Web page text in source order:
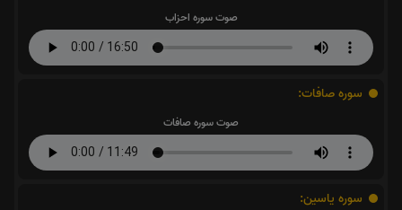
صوت سوره احزاب
سوره صافات:
صوت سوره صافات
سوره یاسین: